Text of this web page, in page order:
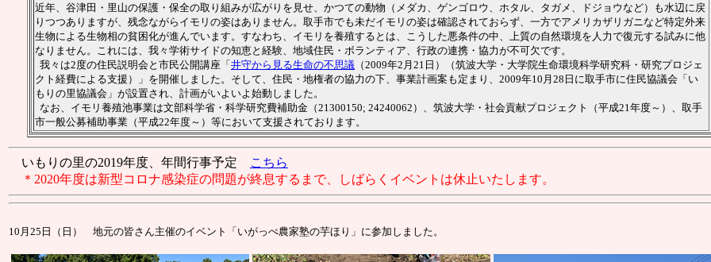
近年、谷津田・里山の保護・保全の取り組みが広がりを見せ、かつての動物（メダカ、ゲンゴロウ、ホタル、タガメ、ドジョウなど）も水辺に戻
りつつありますが、残念ながらイモリの姿はありません。取手市でも未だイモリの姿は確認されておらず、一方でアメリカザリガニなど特定外来
生物による生物相の貧困化が進んでいます。すなわち、イモリを養殖するとは、こうした悪条件の中、上質の自然環境を人力で復元する試みに他
なりません。これには、我々学術サイドの知恵と経験、地域住民・ボランティア、行政の連携・協力が不可欠です。
我々は2度の住民説明会と市民公開講座「 井守から見る生命の不思議 （2009年2月21日）（筑波大学・大学院生命環境科学研究科・研究プロジェ
クト経費による支援）」を開催しました。そして、住民・地権者の協力の下、事業計画案も定まり、2009年10月28日に取手市に住民協議会「い
もりの里協議会」が設置され、計画がいよいよ始動しました。
なお、イモリ養殖池事業は文部科学省・科学研究費補助金（21300150; 24240062）、筑波大学・社会貢献プロジェクト（平成21年度～）、取手
市一般公募補助事業（平成22年度～）等において支援されております。
いもりの里の2019年度、年間行事予定
こちら
＊2020年度は新型コロナ感染症の問題が終息するまで、しばらくイベントは休止いたします。
10月25日（日） 地元の皆さん主催のイベント「いがっぺ農家塾の芋ほり」に参加しました。